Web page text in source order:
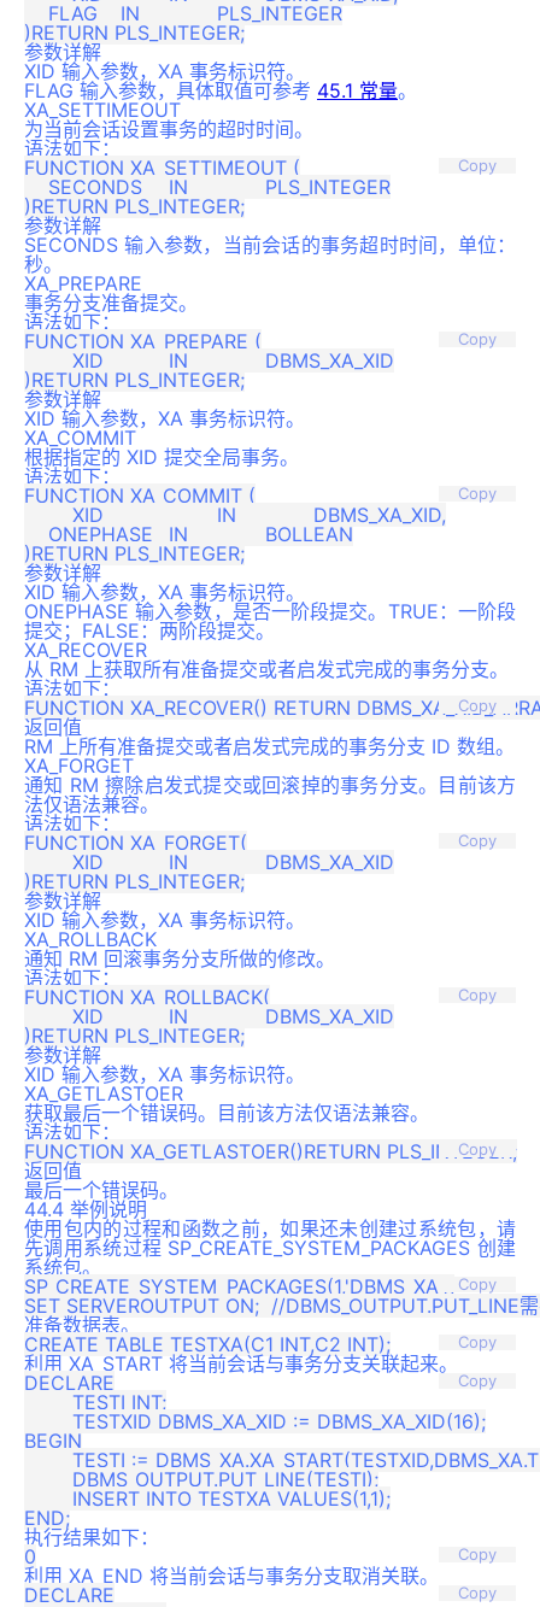
    FLAG   	IN 		PLS_INTEGER
参数详解
XID 输入参数，XA 事务标识符。
FLAG 输入参数，具体取值可参考 45.1 常量。
XA_SETTIMEOUT
为当前会话设置事务的超时时间。
语法如下：
Copy
FUNCTION XA_SETTIMEOUT (
    SECONDS   	IN 		PLS_INTEGER
参数详解
SECONDS 输入参数，当前会话的事务超时时间，单位：
秒。
XA_PREPARE
事务分支准备提交。
语法如下：
Copy
FUNCTION XA_PREPARE (
参数详解
XID 输入参数，XA 事务标识符。
XA_COMMIT
根据指定的 XID 提交全局事务。
语法如下：
Copy
FUNCTION XA_COMMIT (
    ONEPHASE 	IN 		BOLLEAN
参数详解
XID 输入参数，XA 事务标识符。
ONEPHASE 输入参数，是否一阶段提交。TRUE：一阶段
提交；FALSE：两阶段提交。
XA_RECOVER
从 RM 上获取所有准备提交或者启发式完成的事务分支。
语法如下：
Copy
返回值
RM 上所有准备提交或者启发式完成的事务分支 ID 数组。
XA_FORGET
通知 RM 擦除启发式提交或回滚掉的事务分支。目前该方
法仅语法兼容。
语法如下：
Copy
FUNCTION XA_FORGET(
参数详解
XID 输入参数，XA 事务标识符。
XA_ROLLBACK
通知 RM 回滚事务分支所做的修改。
语法如下：
Copy
FUNCTION XA_ROLLBACK(
参数详解
XID 输入参数，XA 事务标识符。
XA_GETLASTOER
获取最后一个错误码。目前该方法仅语法兼容。
语法如下：
Copy
返回值
最后一个错误码。
44.4 举例说明
使用包内的过程和函数之前，如果还未创建过系统包，请
先调用系统过程 SP_CREATE_SYSTEM_PACKAGES 创建
系统包。
Copy
SP_CREATE_SYSTEM_PACKAGES(1,'DBMS_XA');
准备数据表。
Copy
利用 XA_START 将当前会话与事务分支关联起来。
Copy
DECLARE
BEGIN
执行结果如下：
Copy
利用 XA_END 将当前会话与事务分支取消关联。
Copy
DECLARE